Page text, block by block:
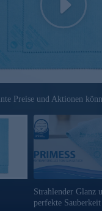
Play
Preise und Aktionen
Strahlender Glanz
perfekte Sauberkeit